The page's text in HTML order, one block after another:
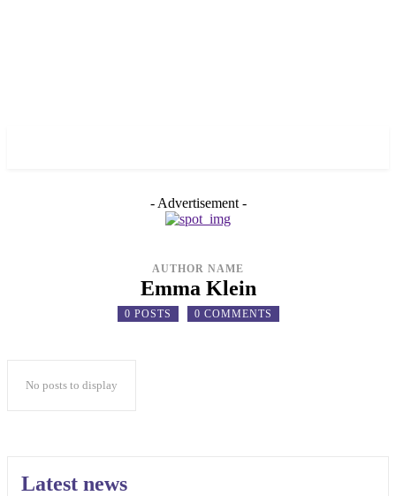
- Advertisement -
AUTHOR NAME
Emma Klein
0 POSTS 0 COMMENTS
No posts to display
Latest news